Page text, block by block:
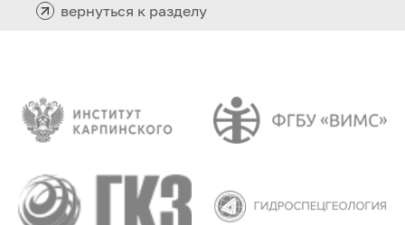
вернуться к разделу